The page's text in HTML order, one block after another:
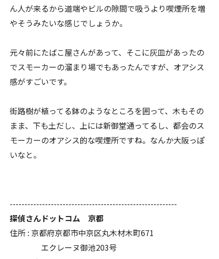
ん人が来るから道端やビルの隙間で吸うより喫煙所を増
やそうみたいな感じでしょうか。
元々前にたばこ屋さんがあって、そこに灰皿があったの
でスモーカーの溜まり場でもあったんですが、オアシス
感がすごいです。
街路樹が植ってる鉢のようなところを囲って、木もその
まま、下も土だし、上には新御堂通ってるし、都会のス
モーカーのオアシス的な喫煙所ですね。なんか大阪っぽ
いなと。
---------------------------------------------------------
探偵さんドットコム 京都
住所 : 京都府京都市中京区丸木材木町671
エクレーヌ御池203号